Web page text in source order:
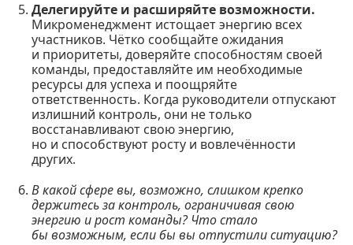
Делегируйте и расширяйте возможности.
Микроменеджмент истощает энергию всех
участников. Чётко сообщайте ожидания
и приоритеты, доверяйте способностям своей
команды, предоставляйте им необходимые
ресурсы для успеха и поощряйте
ответственность. Когда руководители отпускают
излишний контроль, они не только
восстанавливают свою энергию,
но и способствуют росту и вовлечённости
других.
В какой сфере вы, возможно, слишком крепко
держитесь за контроль, ограничивая свою
энергию и рост команды? Что стало
бы возможным, если бы вы отпустили ситуацию?